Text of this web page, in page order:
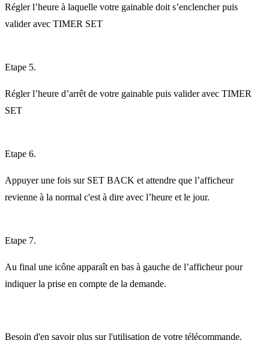
Régler l’heure à laquelle votre gainable doit s’enclencher puis
valider avec TIMER SET
Etape 5.
Régler l’heure d’arrêt de votre gainable puis valider avec TIMER
SET
Etape 6.
Appuyer une fois sur SET BACK et attendre que l’afficheur
revienne à la normal c'est à dire avec l’heure et le jour.
Etape 7.
Au final une icône apparaît en bas à gauche de l’afficheur pour
indiquer la prise en compte de la demande.
Besoin d'en savoir plus sur l'utilisation de votre télécommande.